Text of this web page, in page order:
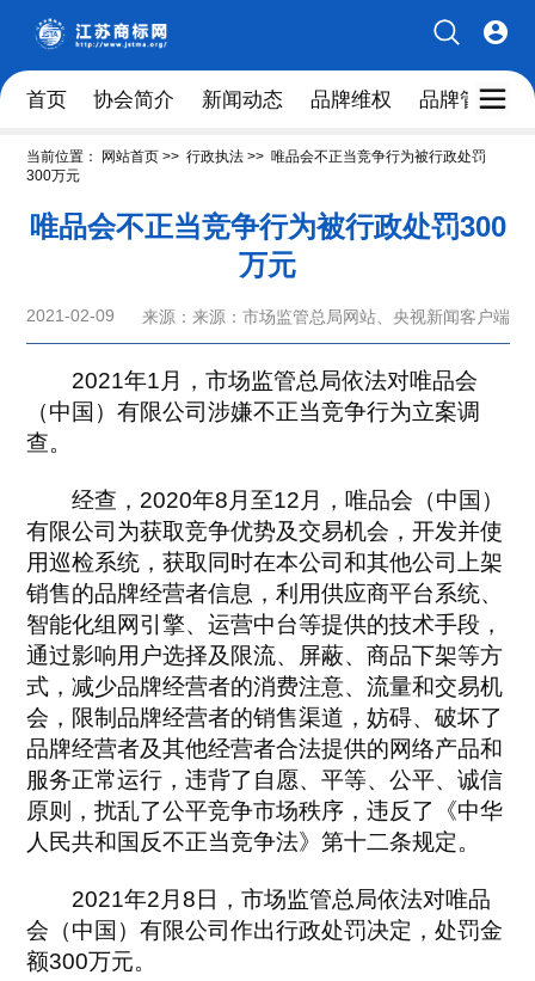
首页 协会简介 新闻动态 品牌维权 品牌管理人
当前位置： 网站首页>> 行政执法>> 唯品会不正当竞争行为被行政处罚
300万元
唯品会不正当竞争行为被行政处罚300
万元
2021-02-09 来源：来源：市场监管总局网站、央视新闻客户端
2021年1月，市场监管总局依法对唯品会
（中国）有限公司涉嫌不正当竞争行为立案调
查。
经查，2020年8月至12月，唯品会（中国）
有限公司为获取竞争优势及交易机会，开发并使
用巡检系统，获取同时在本公司和其他公司上架
销售的品牌经营者信息，利用供应商平台系统、
智能化组网引擎、运营中台等提供的技术手段，
通过影响用户选择及限流、屏蔽、商品下架等方
式，减少品牌经营者的消费注意、流量和交易机
会，限制品牌经营者的销售渠道，妨碍、破坏了
品牌经营者及其他经营者合法提供的网络产品和
服务正常运行，违背了自愿、平等、公平、诚信
原则，扰乱了公平竞争市场秩序，违反了《中华
人民共和国反不正当竞争法》第十二条规定。
2021年2月8日，市场监管总局依法对唯品
会（中国）有限公司作出行政处罚决定，处罚金
额300万元。